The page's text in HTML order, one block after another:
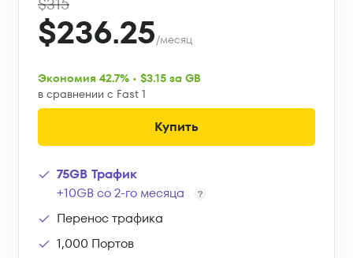
$236.25/месяц
Экономия 42.7% • $3.15 за GB
в сравнении с Fast 1
Купить
75GB Трафик
+10GB со 2-го месяца
Перенос трафика
1,000 Портов